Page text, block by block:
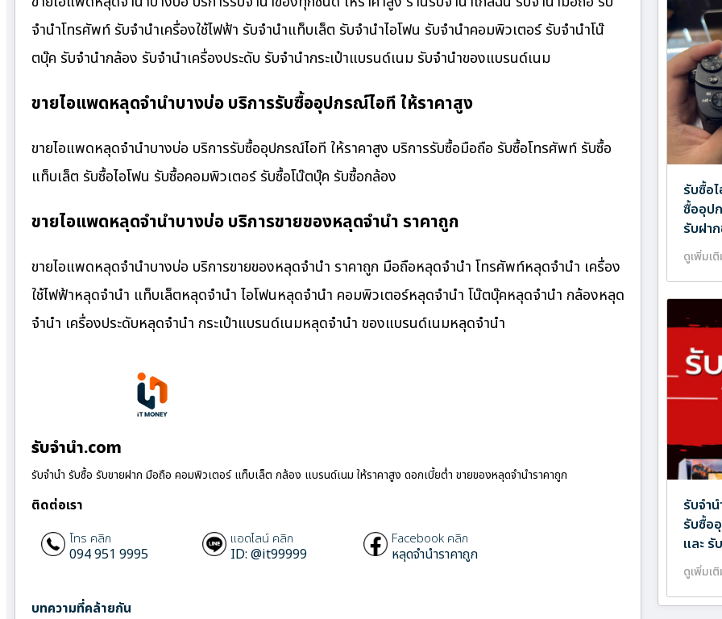
จำนำโทรศัพท์ รับจำนำเครื่องใช้ไฟฟ้า รับจำนำแท็บเล็ต รับจำนำไอโฟน รับจำนำคอมพิวเตอร์ รับจำนำโน๊
ตบุ๊ค รับจำนำกล้อง รับจำนำเครื่องประดับ รับจำนำกระเป๋าแบรนด์เนม รับจำนำของแบรนด์เนม
ขายไอแพดหลุดจำนำบางบ่อ บริการรับซื้ออุปกรณ์ไอที ให้ราคาสูง
ขายไอแพดหลุดจำนำบางบ่อ บริการรับซื้ออุปกรณ์ไอที ให้ราคาสูง บริการรับซื้อมือถือ รับซื้อโทรศัพท์ รับซื้อ
แท็บเล็ต รับซื้อไอโฟน รับซื้อคอมพิวเตอร์ รับซื้อโน๊ตบุ๊ค รับซื้อกล้อง
ขายไอแพดหลุดจำนำบางบ่อ บริการขายของหลุดจำนำ ราคาถูก
ขายไอแพดหลุดจำนำบางบ่อ บริการขายของหลุดจำนำ ราคาถูก มือถือหลุดจำนำ โทรศัพท์หลุดจำนำ เครื่อง
ใช้ไฟฟ้าหลุดจำนำ แท็บเล็ตหลุดจำนำ ไอโฟนหลุดจำนำ คอมพิวเตอร์หลุดจำนำ โน๊ตบุ๊คหลุดจำนำ กล้องหลุด
จำนำ เครื่องประดับหลุดจำนำ กระเป๋าแบรนด์เนมหลุดจำนำ ของแบรนด์เนมหลุดจำนำ
รับจํานํา.com
รับจำนำ รับซื้อ รับขายฝาก มือถือ คอมพิวเตอร์ แท็บเล็ต กล้อง แบรนด์เนม ให้ราคาสูง ดอกเบี้ยต่ำ ขายของหลุดจำนำราคาถูก
ติดต่อเรา
โทร คลิก
094 951 9995
แอดไลน์ คลิก
ID: @it99999
Facebook คลิก
หลุดจำนำราคาถูก
บทความที่คล้ายกัน
รับซื้อ
ซื้ออุป
รับฝา
ดูเพิ่มเ
รับจำ
รับซื้อ
และ รั
ดูเพิ่มเ